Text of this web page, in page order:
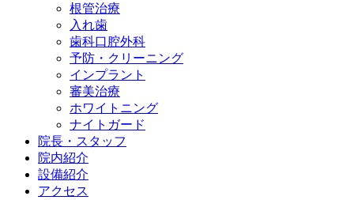
根管治療
入れ歯
歯科口腔外科
予防・クリーニング
インプラント
審美治療
ホワイトニング
ナイトガード
院長・スタッフ
院内紹介
設備紹介
アクセス